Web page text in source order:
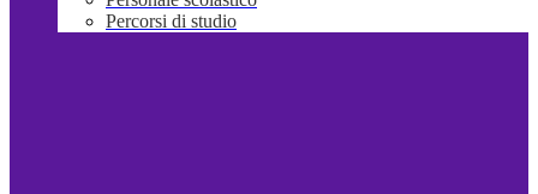
Percorsi di studio